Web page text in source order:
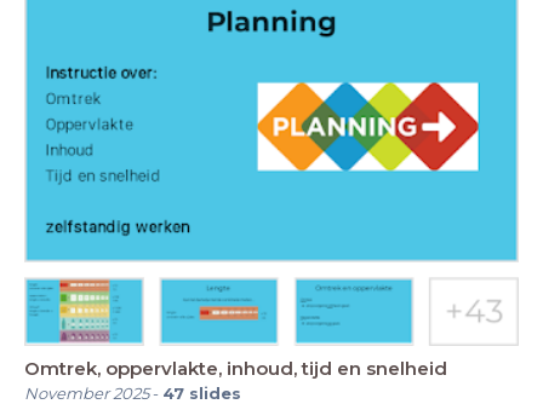
Omtrek, oppervlakte, inhoud, tijd en snelheid
November 2025- 47 slides